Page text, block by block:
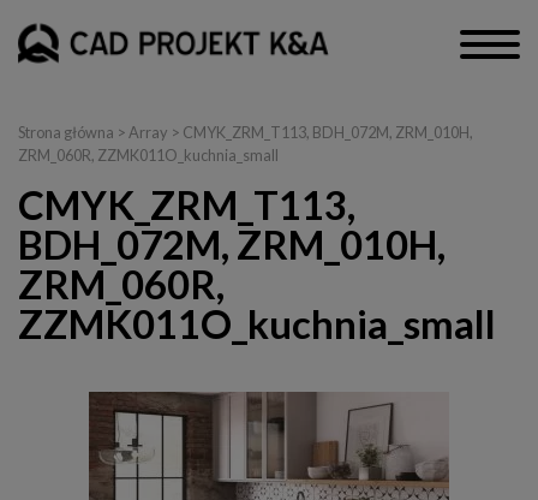
Strona główna > Array > CMYK_ZRM_T113, BDH_072M, ZRM_010H,
ZRM_060R, ZZMK011O_kuchnia_small
CMYK_ZRM_T113,
BDH_072M, ZRM_010H,
ZRM_060R,
ZZMK011O_kuchnia_small